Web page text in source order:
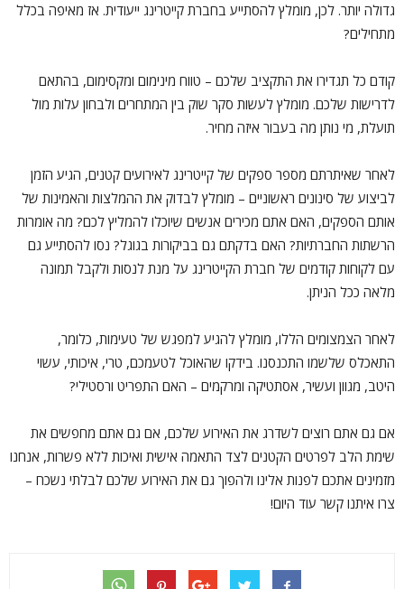
גדולה יותר. לכן, מומלץ להסתייע בחברת קייטרינג ייעודית. אז מאיפה בכלל
מתחילים?
קודם כל תגדירו את התקציב שלכם – טווח מינימום ומקסימום, בהתאם
לדרישות שלכם. מומלץ לעשות סקר שוק בין המתחרים ולבחון עלות מול
תועלת, מי נותן מה בעבור איזה מחיר.
לאחר שאיתרתם מספר ספקים של קייטרינג לאירועים קטנים, הגיע הזמן
לביצוע של סינונים ראשוניים – מומלץ לבדוק את ההמלצות והאמינות של
אותם הספקים, האם אתם מכירים אנשים שיוכלו להמליץ לכם? מה אומרות
הרשתות החברתיות? האם בדקתם גם בביקורות בגוגל? נסו להסתייע גם
עם לקוחות קודמים של חברת הקייטרינג על מנת לנסות ולקבל תמונה
מלאה ככל הניתן.
לאחר הצמצומים הללו, מומלץ להגיע למפגש של טעימות, כלומר,
התאכלס שלשמו התכנסנו. בידקו שהאוכל לטעמכם, טרי, איכותי, עשוי
היטב, מגוון ועשיר, אסתטיקה ומרקמים – האם התפריט ורסטילי?
אם גם אתם רוצים לשדרג את האירוע שלכם, אם גם אתם מחפשים את
שימת הלב לפרטים הקטנים לצד התאמה אישית ואיכות ללא פשרות, אנחנו
מזמינים אתכם לפנות אלינו ולהפוך גם את האירוע שלכם לבלתי נשכח –
צרו איתנו קשר עוד היום!